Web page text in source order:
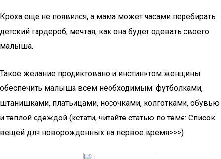
Кроха еще не появился, а мама может часами перебирать
детский гардероб, мечтая, как она будет одевать своего
малыша.
Такое желание продиктовано и инстинктом женщины
обеспечить малыша всем необходимым: футболками,
штанишками, платьицами, носочками, колготками, обувью
и теплой одеждой (кстати, читайте статью по теме: Список
вещей для новорожденных на первое время>>>).